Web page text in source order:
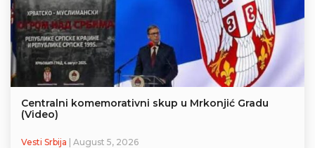
Centralni komemorativni skup u Mrkonjić Gradu
(Video)
Vesti Srbija | August 5, 2026